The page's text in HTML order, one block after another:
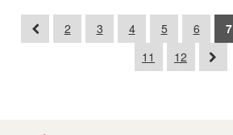
2 3 4 5 6 7
11
12